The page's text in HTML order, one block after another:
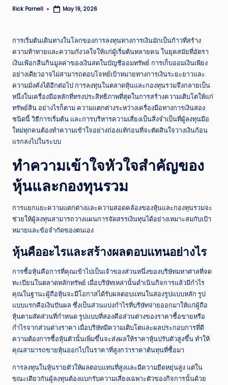
เห
ก
า
ร
ณ์
ไ
ท
ย
ป
ระ
จำ
วั
น
Posted
Rick Parnell May 19, 2026
การเริ่มต้นเดินทางในโลกของการลงทุนทางการเงินมักเป็นก้าวที่สร้าง
ความท้าทายและความกังวลใจให้แก่ผู้เริ่มต้นหลายคน ในยุคสมัยที่อัตรา
เงินเฟ้อกลืนกินมูลค่าของเงินสดในบัญชีออมทรัพย์ การเก็บออมเงินเพียง
อย่างเดียวอาจไม่สามารถตอบโจทย์เป้าหมายทางการเงินระยะยาวและ
ความมั่งคั่งได้อีกต่อไป การลงทุนในตลาดหุ้นและกองทุนรวมจึงกลายเป็น
หนึ่งในเครื่องมือหลักที่ทรงประสิทธิภาพที่สุดในการสร้างความเติบโตให้แก่
ทรัพย์สิน อย่างไรก็ตาม ความแตกต่างระหว่างเครื่องมือทางการเงินสอง
ชนิดนี้ วิธีการเริ่มต้น และการบริหารความเสี่ยงเป็นสิ่งจำเป็นที่ผู้ลงทุนมือ
ใหม่ทุกคนต้องทำความเข้าใจอย่างถ่องแท้ก่อนที่จะตัดสินใจวางเงินก้อน
แรกลงไปในระบบ
ทำความเข้าใจหัวใจสำคัญของ
หุ้นและกองทุนรวม
การแยกแยะความแตกต่างและความสอดคล้องของหุ้นและกองทุนรวมจะ
ช่วยให้ผู้ลงทุนสามารถวางแผนการจัดสรรเงินทุนได้อย่างเหมาะสมกับเป้า
หมายและข้อจำกัดของตนเอง
หุ้นคืออะไรและสร้างผลตอบแทนอย่างไร
การซื้อหุ้นคือการที่คุณเข้าไปเป็นเจ้าของส่วนหนึ่งของบริษัทมหาศาลที่จด
ทะเบียนในตลาดหลักทรัพย์ เมื่อบริษัทเหล่านั้นดำเนินกิจการแล้วมีกำไร
คุณในฐานะผู้ถือหุ้นจะมีโอกาสได้รับผลตอบแทนในสองรูปแบบหลัก รูป
แบบแรกคือเงินปันผล ซึ่งเป็นส่วนแบ่งกำไรที่บริษัทจ่ายออกมาให้แก่ผู้ถือ
หุ้นตามสัดส่วนที่กำหนด รูปแบบที่สองคือส่วนต่างของราคาซื้อขายหรือ
กำไรจากส่วนต่างราคา เมื่อบริษัทมีความเติบโตและผลประกอบการที่ดี
ความต้องการซื้อหุ้นตัวนั้นเพิ่มขึ้นจะส่งผลให้ราคาหุ้นปรับตัวสูงขึ้น ทำให้
คุณสามารถขายหุ้นออกไปในราคาที่สูงกว่าราคาต้นทุนที่ซื้อมา
การลงทุนในหุ้นรายตัวให้ผลตอบแทนที่สูงและมีความยืดหยุ่นสูง แต่ใน
ขณะเดียวกันผู้ลงทุนต้องแบกรับความเสี่ยงเฉพาะตัวของกิจการนั้นด้วย